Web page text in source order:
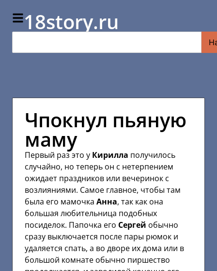
18story.ru
Чпокнул пьяную
маму
Первый раз это у Кирилла получилось
случайно, но теперь он с нетерпением
ожидает праздников или вечеринок с
возлияниями. Самое главное, чтобы там
была его мамочка Анна, так как она
большая любительница подобных
посиделок. Папочка его Сергей обычно
сразу выключается после пары рюмок и
удаляется спать, а во дворе их дома или в
большой комнате обычно пиршество